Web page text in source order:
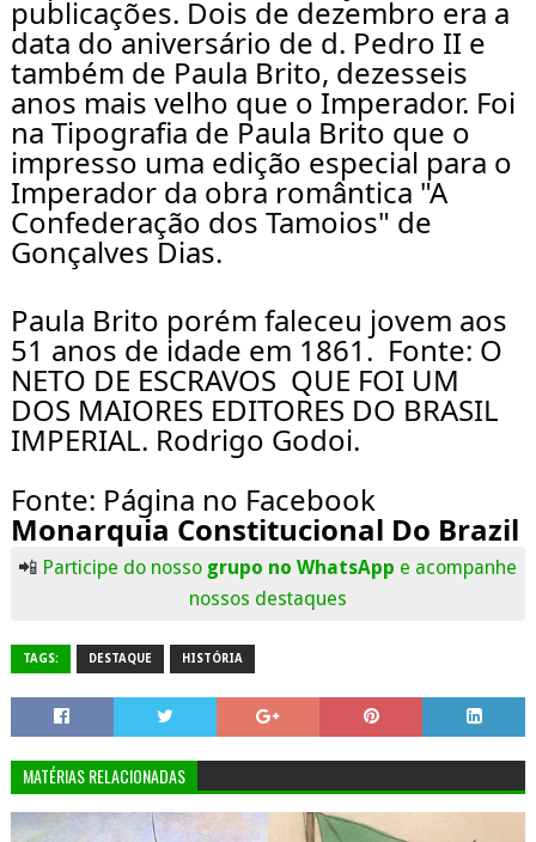
publicações. Dois de dezembro era a
data do aniversário de d. Pedro II e
também de Paula Brito, dezesseis
anos mais velho que o Imperador. Foi
na Tipografia de Paula Brito que o
impresso uma edição especial para o
Imperador da obra romântica "A
Confederação dos Tamoios" de
Gonçalves Dias.
Paula Brito porém faleceu jovem aos
51 anos de idade em 1861.  Fonte: O
NETO DE ESCRAVOS  QUE FOI UM
DOS MAIORES EDITORES DO BRASIL
IMPERIAL. Rodrigo Godoi.
Fonte: Página no Facebook
Monarquia Constitucional Do Brazil
📲 Participe do nosso grupo no WhatsApp e acompanhe
nossos destaques
TAGS: DESTAQUE HISTÓRIA
MATÉRIAS RELACIONADAS